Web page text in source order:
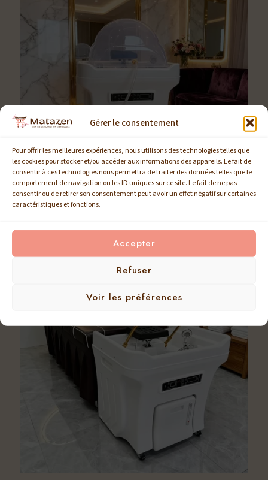
Gérer le consentement
Pour offrir les meilleures expériences, nous utilisons des technologies telles que
les cookies pour stocker et/ou accéder aux informations des appareils. Le fait de
consentir à ces technologies nous permettra de traiter des données telles que le
comportement de navigation ou les ID uniques sur ce site. Le fait de ne pas
consentir ou de retirer son consentement peut avoir un effet négatif sur certaines
caractéristiques et fonctions.
Accepter
Refuser
Voir les préférences